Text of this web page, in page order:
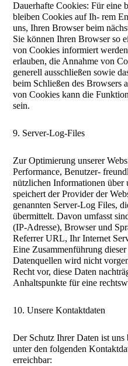
Dauerhafte Cookies: Für eine
bleiben Cookies auf Ih- rem
uns, Ihren Browser beim
Sie können Ihren Browser so
von Cookies informiert
erlauben, die Annahme von
generell ausschließen sowie
beim Schließen des Browsers
von Cookies kann die
sein.
9. Server-Log-Files
Zur Optimierung unserer
Performance, Benutzer-
nützlichen Informationen über
speichert der Provider der
genannten Server-Log Files,
übermittelt. Davon umfasst
(IP-Adresse), Browser und
Referrer URL, Ihr Internet
Eine Zusammenführung
Datenquellen wird nicht
Recht vor, diese Daten
Anhaltspunkte für eine
10. Unsere Kontaktdaten
Der Schutz Ihrer Daten ist
unter den folgenden
erreichbar: